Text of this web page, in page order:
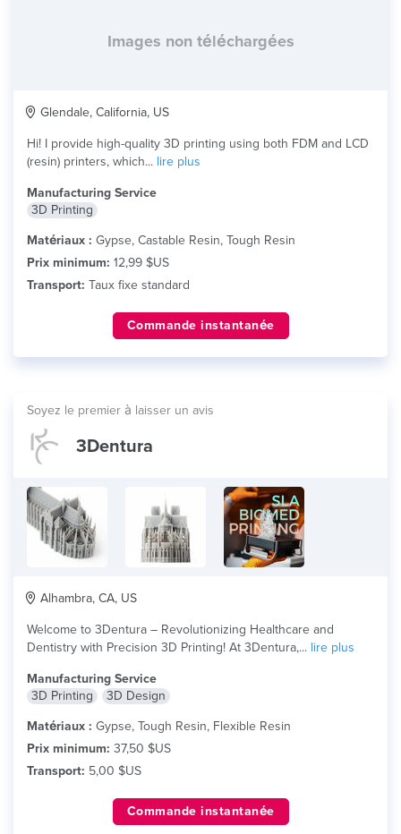
Images non téléchargées
Glendale, California, US
Hi! I provide high-quality 3D printing using both FDM and LCD
(resin) printers, which... lire plus
Manufacturing Service
3D Printing
Matériaux : Gypse, Castable Resin, Tough Resin
Prix minimum: 12,99 $US
Transport: Taux fixe standard
Commande instantanée
Soyez le premier à laisser un avis
3Dentura
Alhambra, CA, US
Welcome to 3Dentura – Revolutionizing Healthcare and
Dentistry with Precision 3D Printing! At 3Dentura,... lire plus
Manufacturing Service
3D Printing
3D Design
Matériaux : Gypse, Tough Resin, Flexible Resin
Prix minimum: 37,50 $US
Transport: 5,00 $US
Commande instantanée